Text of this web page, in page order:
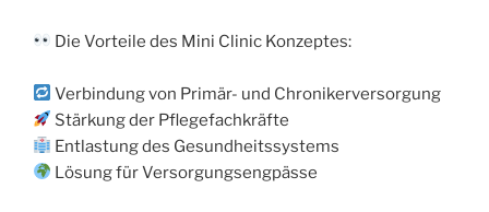
Die Vorteile des Mini Clinic Konzeptes:
Verbindung von Primär- und Chronikerversorgung
Stärkung der Pflegefachkräfte
Entlastung des Gesundheitssystems
Lösung für Versorgungsengpässe